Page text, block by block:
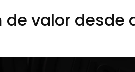
valor desde